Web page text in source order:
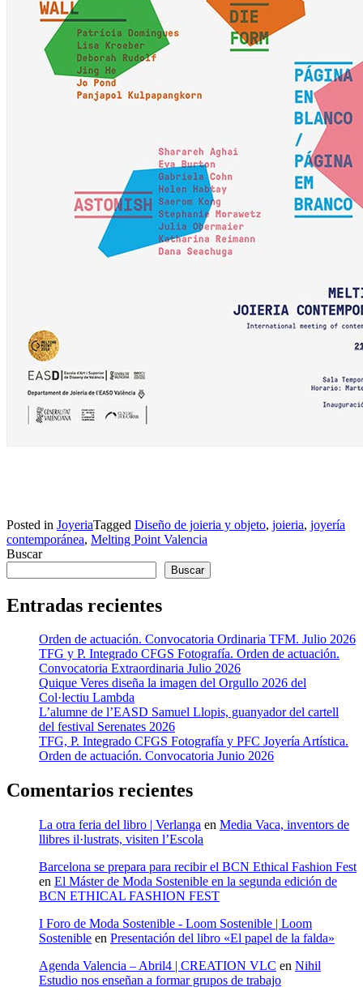
Posted in JoyeriaTagged Diseño de joieria y objeto, joieria, joyería
contemporánea, Melting Point Valencia
Buscar
Buscar
Entradas recientes
Orden de actuación. Convocatoria Ordinaria TFM. Julio 2026
TFG y P. Integrado CFGS Fotografía. Orden de actuación.
Convocatoria Extraordinaria Julio 2026
Quique Veres diseña la imagen del Orgullo 2026 del
Col·lectiu Lambda
L’alumne de l’EASD Samuel Llopis, guanyador del cartell
del festival Serenates 2026
TFG, P. Integrado CFGS Fotografía y PFC Joyería Artística.
Orden de actuación. Convocatoria Junio 2026
Comentarios recientes
La otra feria del libro | Verlanga en Media Vaca, inventors de
llibres il·lustrats, visiten l’Escola
Barcelona se prepara para recibir el BCN Ethical Fashion Fest
en El Máster de Moda Sostenible en la segunda edición de
BCN ETHICAL FASHION FEST
I Foro de Moda Sostenible - Loom Sostenible | Loom
Sostenible en Presentación del libro «El papel de la falda»
Agenda Valencia – Abril4 | CREATION VLC en Nihil
Estudio nos enseñan a formar grupos de trabajo